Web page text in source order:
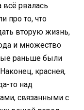
всё рвалась
про то, что
вторую жизнь,
и множество
раньше были
краснея,
то над
связанными с